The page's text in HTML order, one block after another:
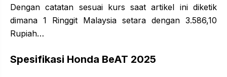
Dengan catatan sesuai kurs saat artikel ini diketik
dimana 1 Ringgit Malaysia setara dengan 3.586,10
Rupiah…
Spesifikasi Honda BeAT 2025